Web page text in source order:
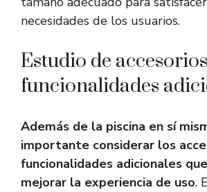
necesidades de los usuarios.
Estudio de
funcionalidades
Además de la piscina en sí
importante considerar los
funcionalidades adicionales
mejorar la experiencia de uso.